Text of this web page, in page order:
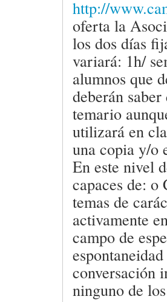
http://
oferta la
los dos días
variará: 1h/
alumnos que
deberán
temario
utilizará en
una copia y/o
En este nivel
capaces de: o
temas de
activamente
campo de
conversación
ninguno de